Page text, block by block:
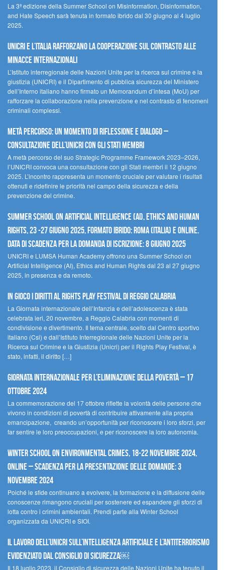
La 3ª edizione della Summer School on Misinformation, Disinformation,
and Hate Speech sarà tenuta in formato ibrido dal 30 giugno al 4 luglio
2025.
UNICRI e l’Italia rafforzano la cooperazione sul contrasto alle
minacce internazionali
L’Istituto interregionale delle Nazioni Unite per la ricerca sul crimine e la
giustizia (UNICRI) e il Dipartimento di pubblica sicurezza del Ministero
dell’Interno italiano hanno firmato un Memorandum d’intesa (MoU) per
rafforzare la collaborazione nella prevenzione e nel contrasto di fenomeni
criminali complessi.
Metà percorso: un momento di riflessione e dialogo –
Consultazione dell’UNICRI con gli Stati membri
A metà percorso del suo Strategic Programme Framework 2023–2026,
l’UNICRI convoca una consultazione con gli Stati membri il 12 giugno
2025. L’incontro rappresenta un momento cruciale per valutare i risultati
ottenuti e ridefinire le priorità nel campo della sicurezza e della
prevenzione del crimine.
Summer School on Artificial Intelligence (AI), Ethics and Human
Rights, 23 -27 giugno 2025, Formato Ibrido: Roma (Italia) e online.
Data di scadenza per la domanda di iscrizione: 8 giugno 2025
UNICRI e LUMSA Human Academy offrono una Summer School on
Artificial Intelligence (AI), Ethics and Human Rights dal 23 al 27 giugno
2025, in presenza e da remoto.
In gioco i diritti al Rights Play Festival di Reggio Calabria
La Giornata internazionale dell’Infanzia e dell’adolescenza è stata
celebrata ieri, 20 novembre, a Reggio Calabria con momenti di
condivisione e divertimento. Il tema centrale, scelto dal Centro sportivo
italiano (Csi) e dall’Istituto Interregionale delle Nazioni Unite per la
Ricerca sul Crimine e la Giustizia (Unicri) per il Rights Play Festival, è
stato, infatti, il diritto […]
Giornata internazionale per l’eliminazione della povertà – 17
ottobre 2024
La commemorazione del 17 ottobre riflette la volontà delle persone che
vivono in condizioni di povertà di contribuire attivamente alla propria
emancipazione, creando un’opportunità per riconoscere i loro sforzi, per
far sentire le loro preoccupazioni, e per riconoscere la loro autonomia.
Winter School on Environmental Crimes, 18-22 novembre 2024,
Online – Scadenza per la presentazione delle domande: 3
novembre 2024
Poiché le sfide continuano a evolvere, la formazione e la diffusione delle
conoscenze rimangono cruciali per sostenere ed espandere gli sforzi di
lotta contro i crimini ambientali. Prendi parte alla Winter School
organizzata da UNICRI e SIOI.
Il lavoro dell’UNICRI sull’intelligenza artificiale e l’antiterrorismo
evidenziato dal Consiglio di Sicurezza￼
Il 18 luglio 2023, il Consiglio di sicurezza delle Nazioni Unite ha tenuto il